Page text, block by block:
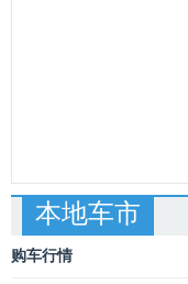
本地车市
购车行情